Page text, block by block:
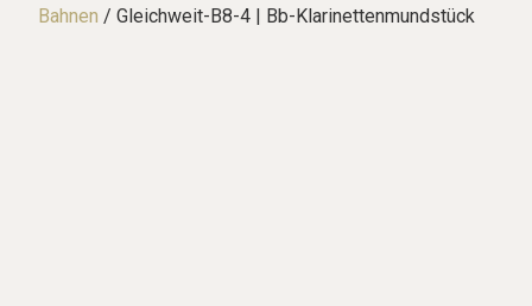
Bahnen / Gleichweit-B8-4 | Bb-Klarinettenmundstück